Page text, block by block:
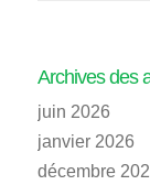
Archives des
juin 2026
janvier 2026
décembre